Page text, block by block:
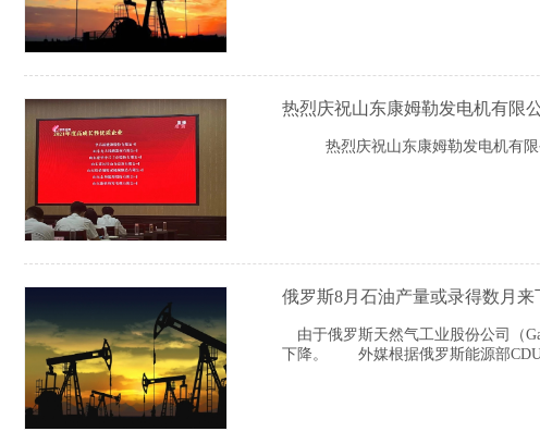
热烈庆祝山东康姆勒发电机有限
热烈庆祝山东康姆勒发电机有限公
俄罗斯8月石油产量或录得数月来
由于俄罗斯天然气工业股份公司（
下降。 外媒根据俄罗斯能源部